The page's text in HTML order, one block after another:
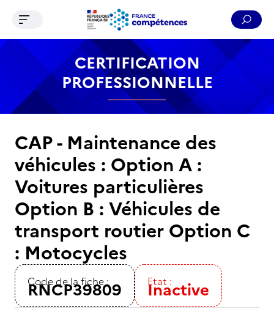
Contenu Recherche Menu Pied de page
Ouvrir le menu de navigation
CERTIFICATION
PROFESSIONNELLE
CAP - Maintenance des
véhicules : Option A :
Voitures particulières
Option B : Véhicules de
transport routier Option C
: Motocycles
Code de la fiche :
RNCP39809 Etat :
Inactive